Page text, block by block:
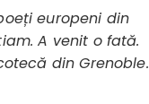
europeni din
A venit o fată.
din Grenoble.